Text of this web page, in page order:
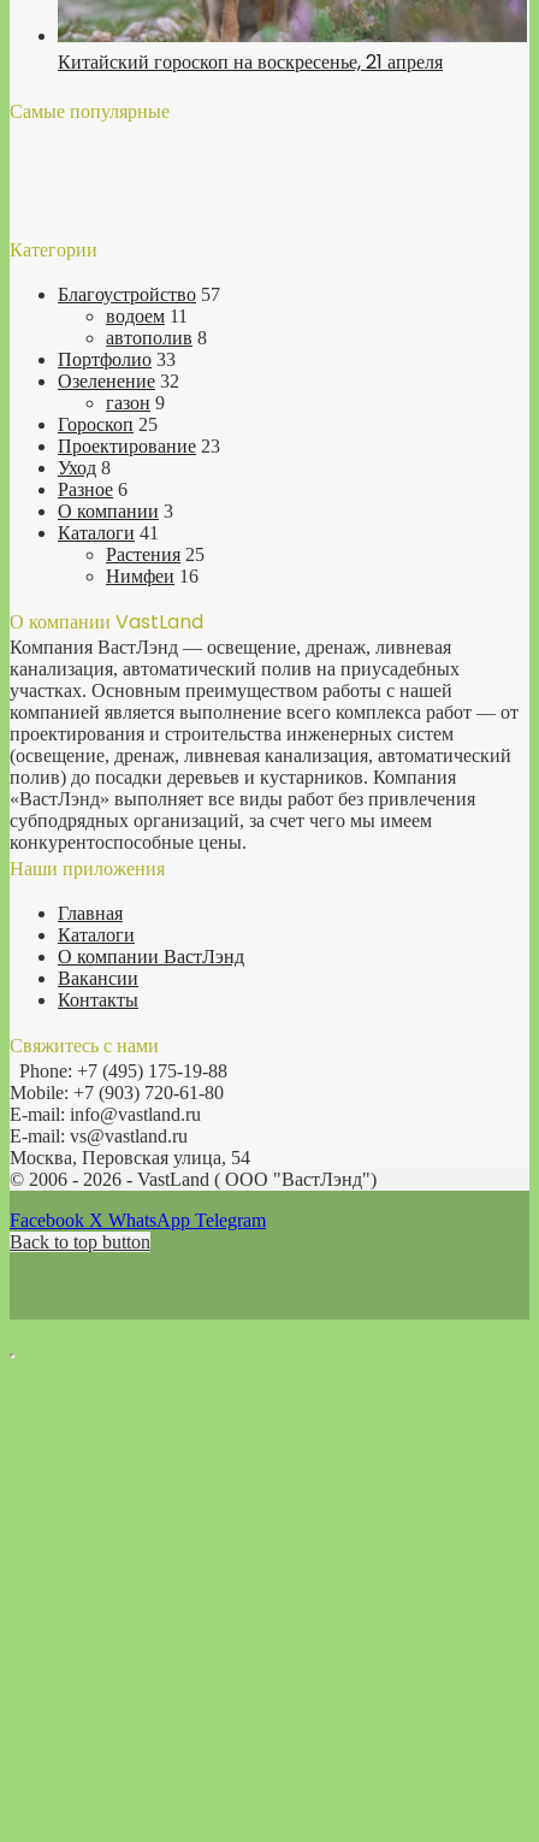
Китайский гороскоп на воскресенье, 21 апреля
Самые популярные
Категории
Благоустройство 57
водоем 11
автополив 8
Портфолио 33
Озеленение 32
газон 9
Гороскоп 25
Проектирование 23
Уход 8
Разное 6
О компании 3
Каталоги 41
Растения 25
Нимфеи 16
О компании VastLand
Компания ВастЛэнд — освещение, дренаж, ливневая
канализация, автоматический полив на приусадебных
участках. Основным преимуществом работы с нашей
компанией является выполнение всего комплекса работ — от
проектирования и строительства инженерных систем
(освещение, дренаж, ливневая канализация, автоматический
полив) до посадки деревьев и кустарников. Компания
«ВастЛэнд» выполняет все виды работ без привлечения
субподрядных организаций, за счет чего мы имеем
конкурентоспособные цены.
Наши приложения
Главная
Каталоги
О компании ВастЛэнд
Вакансии
Контакты
Свяжитесь с нами
Phone: +7 (495) 175-19-88
Mobile: +7 (903) 720-61-80
E-mail: info@vastland.ru
E-mail: vs@vastland.ru
Москва, Перовская улица, 54
© 2006 - 2026 - VastLand ( OOO "ВастЛэнд")
Facebook X WhatsApp Telegram
Back to top button